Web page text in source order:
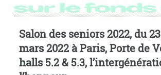
Salon des seniors 2022, du
mars 2022 à Paris, Porte de
halls 5.2 & 5.3,